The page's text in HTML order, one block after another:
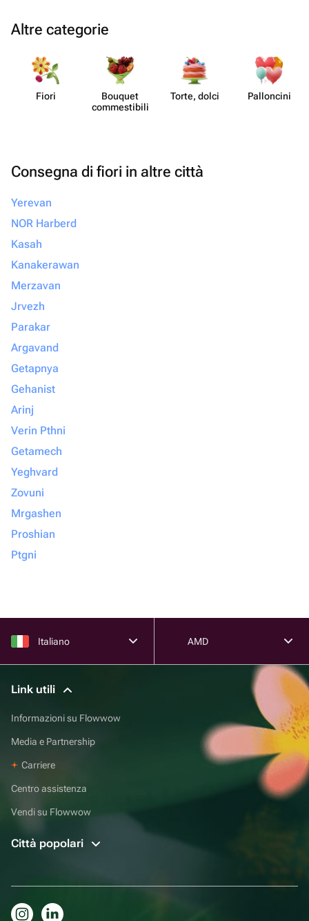
Altre categorie
Fiori
Bouquet
commes​tibili
Torte, dolci Pall​oncini
Consegna di fiori in altre città
Yerevan
NOR Harberd
Kasah
Kanakerawan
Merzavan
Jrvezh
Parakar
Argavand
Getapnya
Gehanist
Arinj
Verin Pthni
Getamech
Yeghvard
Zovuni
Mrgashen
Proshian
Ptgni
Italiano AMD
Link utili
Informazioni su Flowwow
Media e Partnership
Carriere
Centro assistenza
Vendi su Flowwow
Città popolari